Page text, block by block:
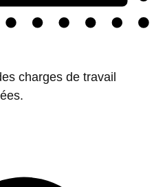
charges de travail